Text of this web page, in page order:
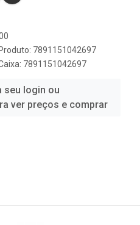
7891151042697
7891151042697
seu login ou
ver preços e comprar